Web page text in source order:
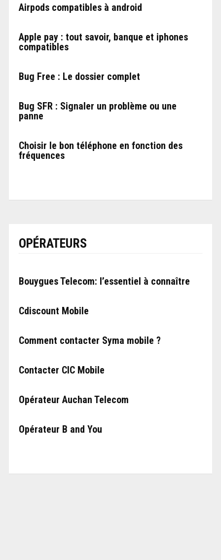
Airpods compatibles à android
Apple pay : tout savoir, banque et iphones
compatibles
Bug Free : Le dossier complet
Bug SFR : Signaler un problème ou une
panne
Choisir le bon téléphone en fonction des
fréquences
OPÉRATEURS
Bouygues Telecom: l’essentiel à connaître
Cdiscount Mobile
Comment contacter Syma mobile ?
Contacter CIC Mobile
Opérateur Auchan Telecom
Opérateur B and You